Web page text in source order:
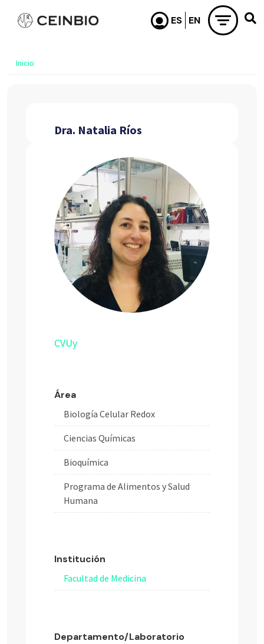
Pasar al contenido principal
Inicio
Dra. Natalia Ríos
CVUy
Área
Biología Celular Redox
Ciencias Químicas
Bioquímica
Programa de Alimentos y Salud
Humana
Institución
Facultad de Medicina
Departamento/Laboratorio